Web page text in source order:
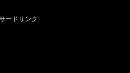
ードリンク